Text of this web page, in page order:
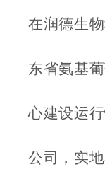
在润德生
东省氨基
心建设运
公司，实